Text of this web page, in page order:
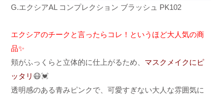
G.エクシアAL コンプレクション ブラッシュ PK102
エクシアのチークと言ったらコレ！ というほど大人気の商
品✨
頬がふっくらと立体的に仕上がるため、 マスクメイクにピ
ッタリ 😷💓
透明感のある青みピンクで、可愛すぎない大人な雰囲気に